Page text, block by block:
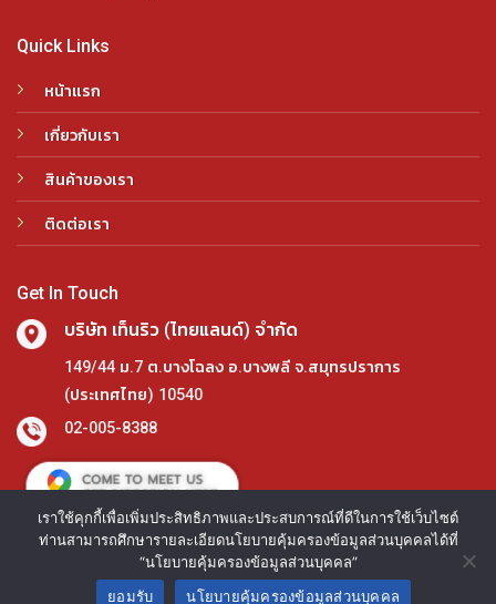
Quick Links
หน้าแรก
เกี่ยวกับเรา
สินค้าของเรา
ติดต่อเรา
Get In Touch
บริษัท เท็นริว (ไทยแลนด์) จำกัด
149/44 ม.7 ต.บางโฉลง อ.บางพลี จ.สมุทรปราการ
(ประเทศไทย) 10540
02-005-8388
Copyright 2026 © www.tenryutools.com Designed and
เราใช้คุกกี้เพื่อเพิ่มประสิทธิภาพและประสบการณ์ที่ดีในการใช้เว็บไซต์
ท่านสามารถศึกษารายละเอียดนโยบายคุ้มครองข้อมูลส่วนบุคคลได้ที่
“นโยบายคุ้มครองข้อมูลส่วนบุคคล”
ยอมรับ
นโยบายคุ้มครองข้อมูลส่วนบุคคล